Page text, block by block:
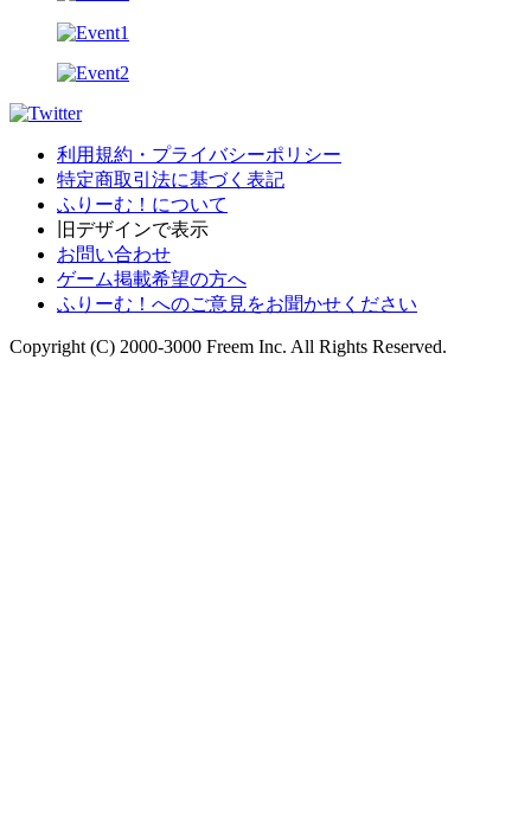
利用規約・プライバシーポリシー
特定商取引法に基づく表記
ふりーむ！について
旧デザインで表示
お問い合わせ
ゲーム掲載希望の方へ
ふりーむ！へのご意見をお聞かせください
Copyright (C) 2000-3000 Freem Inc. All Rights Reserved.